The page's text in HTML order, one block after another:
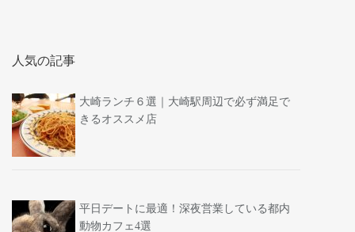
人気の記事
大崎ランチ６選｜大崎駅周辺で必ず満足で
きるオススメ店
平日デートに最適！深夜営業している都内
動物カフェ4選